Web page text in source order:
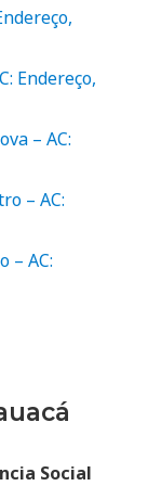
Endereço,
– AC:
– AC:
– AC:
Social